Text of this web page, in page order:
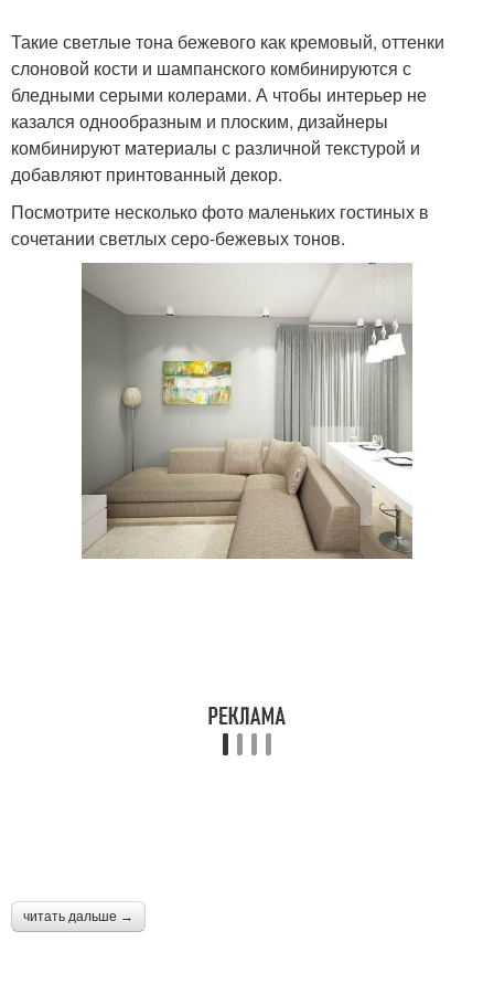
Такие светлые тона бежевого как кремовый, оттенки
слоновой кости и шампанского комбинируются с
бледными серыми колерами. А чтобы интерьер не
казался однообразным и плоским, дизайнеры
комбинируют материалы с различной текстурой и
добавляют принтованный декор.
Посмотрите несколько фото маленьких гостиных в
сочетании светлых серо-бежевых тонов.
читать дальше →